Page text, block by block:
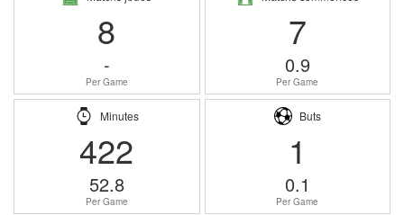
8
-
Per Game
7
0.9
Per Game
Minutes
422
52.8
Per Game
Buts
1
0.1
Per Game